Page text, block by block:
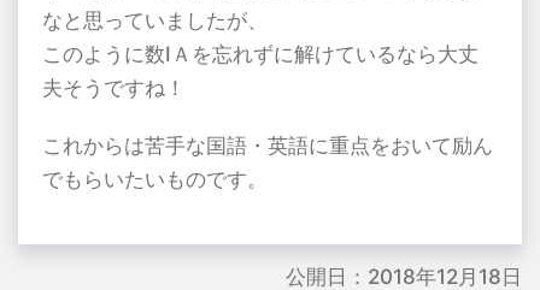
なと思っていましたが、
このように数ⅠＡを忘れずに解けているなら大丈
夫そうですね！
これからは苦手な国語・英語に重点をおいて励ん
でもらいたいものです。
公開日：2018年12月18日